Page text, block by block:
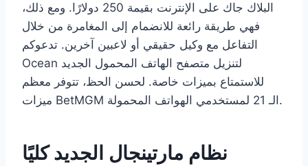
البلاك جاك على الإنترنت بقيمة 250 دولارًا. ومع ذلك،
فهي طريقة رائعة للانضمام إلى المغامرة من خلال
التفاعل مع وكيل حقيقي أو لاعبين آخرين. تدعوكم
Ocean لتنزيل متصفح الهاتف المحمول الجديد
للاستمتاع بميزات خاصة. لحسن الحظ، تتوفر معظم
ميزات BetMGM الـ 21 لمستخدمي الهواتف المحمولة.
نظام مارتينجال الجديد كليًا